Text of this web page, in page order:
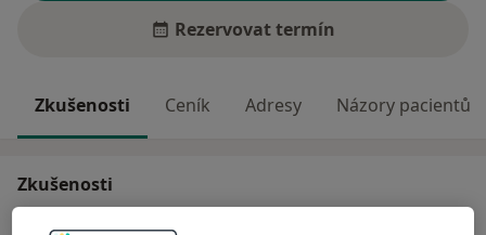
Rezervovat termín
Zkušenosti Ceník Adresy Názory pacientů
Zkušenosti